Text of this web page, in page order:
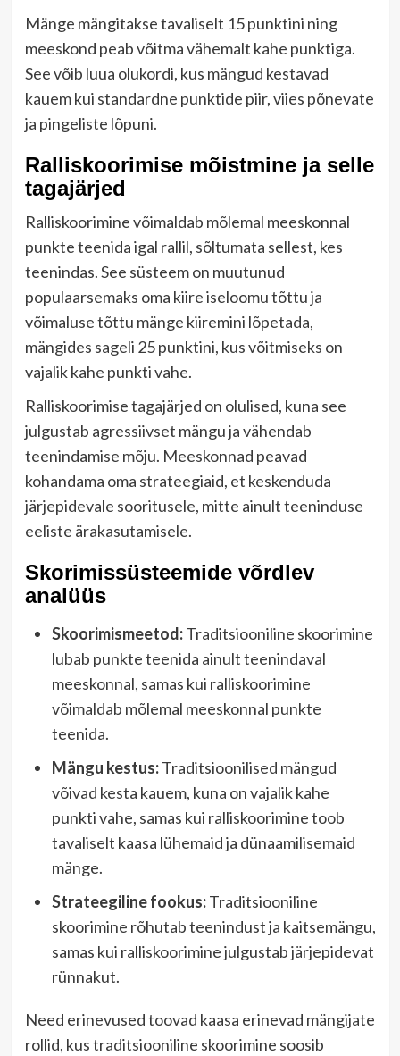
Mänge mängitakse tavaliselt 15 punktini ning
meeskond peab võitma vähemalt kahe punktiga.
See võib luua olukordi, kus mängud kestavad
kauem kui standardne punktide piir, viies põnevate
ja pingeliste lõpuni.
Ralliskoorimise mõistmine ja selle
tagajärjed
Ralliskoorimine võimaldab mõlemal meeskonnal
punkte teenida igal rallil, sõltumata sellest, kes
teenindas. See süsteem on muutunud
populaarsemaks oma kiire iseloomu tõttu ja
võimaluse tõttu mänge kiiremini lõpetada,
mängides sageli 25 punktini, kus võitmiseks on
vajalik kahe punkti vahe.
Ralliskoorimise tagajärjed on olulised, kuna see
julgustab agressiivset mängu ja vähendab
teenindamise mõju. Meeskonnad peavad
kohandama oma strateegiaid, et keskenduda
järjepidevale sooritusele, mitte ainult teeninduse
eeliste ärakasutamisele.
Skorimissüsteemide võrdlev
analüüs
Skoorimismeetod:Traditsiooniline skoorimine
lubab punkte teenida ainult teenindaval
meeskonnal, samas kui ralliskoorimine
võimaldab mõlemal meeskonnal punkte
teenida.
Mängu kestus:Traditsioonilised mängud
võivad kesta kauem, kuna on vajalik kahe
punkti vahe, samas kui ralliskoorimine toob
tavaliselt kaasa lühemaid ja dünaamilisemaid
mänge.
Strateegiline fookus:Traditsiooniline
skoorimine rõhutab teenindust ja kaitsemängu,
samas kui ralliskoorimine julgustab järjepidevat
rünnakut.
Need erinevused toovad kaasa erinevad mängijate
rollid, kus traditsiooniline skoorimine soosib